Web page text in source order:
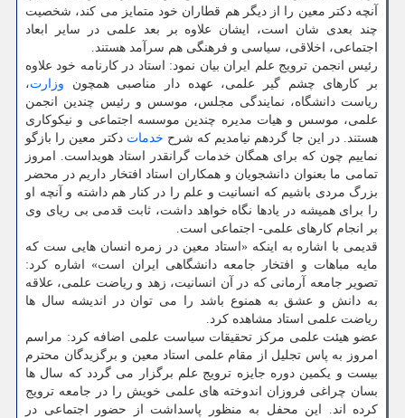
آنچه دکتر معین را از دیگر هم قطاران خود متمایز می کند، شخصیت
چند بعدی شان است، ایشان علاوه بر بعد علمی در سایر ابعاد
اجتماعی، اخلاقی، سیاسی و فرهنگی هم سرآمد هستند.
رئیس انجمن ترویج علم ایران بیان نمود: استاد در کارنامه خود علاوه
بر کارهای چشم گیر علمی، عهده دار مناصبی همچون وزارت،
ریاست دانشگاه، نمایندگی مجلس، موسس و رئیس چندین انجمن
علمی، موسس و هیات مدیره چندین موسسه اجتماعی و نیکوکاری
هستند. در این جا گردهم نیامدیم که شرح خدمات دکتر معین را بازگو
نماییم چون که برای همگان خدمات گرانقدر استاد هویداست. امروز
تمامی ما بعنوان دانشجویان و همکاران استاد افتخار داریم در محضر
بزرگ مردی باشیم که انسانیت و علم را در کنار هم داشته و آنچه او
را برای همیشه در یادها نگاه خواهد داشت، ثابت قدمی بی ریای وی
بر انجام کارهای علمی- اجتماعی است.
قدیمی با اشاره به اینکه «استاد معین در زمره انسان هایی ست که
مایه مباهات و افتخار جامعه دانشگاهی ایران است» اشاره کرد:
تصویر جامعه آرمانی که در آن انسانیت، زهد و ریاضت علمی، علاقه
به دانش و عشق به همنوع باشد را می توان در اندیشه سال ها
ریاضت علمی استاد مشاهده کرد.
عضو هیئت علمی مرکز تحقیقات سیاست علمی اضافه کرد: مراسم
امروز به پاس تجلیل از مقام علمی استاد معین و برگزیدگان محترم
بیست و یکمین دوره جایزه ترویج علم برگزار می گردد که سال ها
بسان چراغی فروزان اندوخته­ های علمی خویش را در جامعه ترویج
کرده اند. این محفل به منظور پاسداشت از حضور اجتماعی در